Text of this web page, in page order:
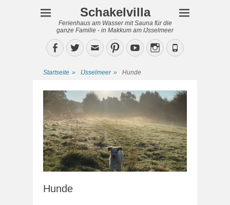
Schakelvilla
Ferienhaus am Wasser mit Sauna für die
ganze Familie - in Makkum am IJsselmeer
Facebook
TwitterEmailPinterestYouTubeInstagram
Phone
Startseite » IJsselmeer » Hunde
Hunde